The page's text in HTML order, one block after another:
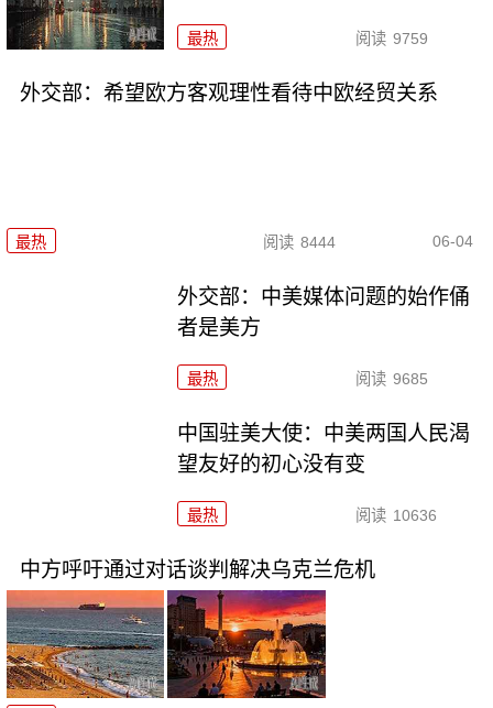
最热 阅读 9759
外交部：希望欧方客观理性看待中欧经贸关系
最热 阅读 8444 06-04
外交部：中美媒体问题的始作俑
者是美方
最热 阅读 9685
中国驻美大使：中美两国人民渴
望友好的初心没有变
最热 阅读 10636
中方呼吁通过对话谈判解决乌克兰危机